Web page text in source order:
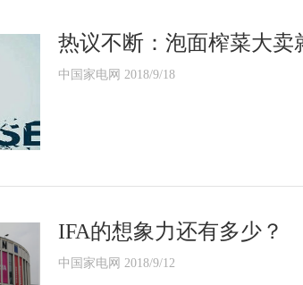
热议不断：泡面榨菜大卖
中国家电网 2018/9/18
IFA的想象力还有多少？
中国家电网 2018/9/12